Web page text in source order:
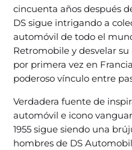
cincuenta años después
DS sigue intrigando a
automóvil de todo el
Retromobile y desvelar
por primera vez en
poderoso vínculo entre
Verdadera fuente de
automóvil e icono
1955 sigue siendo una
hombres de DS